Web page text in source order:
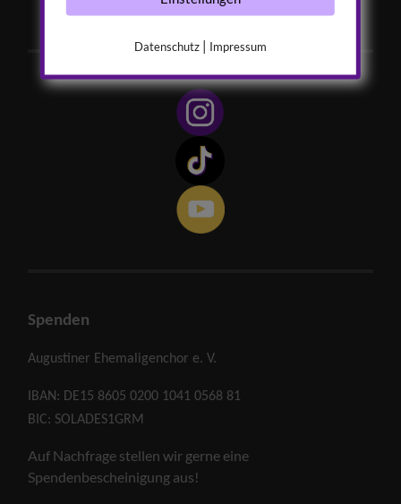
Spenden
Augustiner Ehemaligenchor e. V.
IBAN: DE15 8605 0200 1041 0568 81
BIC: SOLADES1GRM
Auf Nachfrage stellen wir gerne eine
Spendenbescheinigung aus!
Datenschutz| Impressum